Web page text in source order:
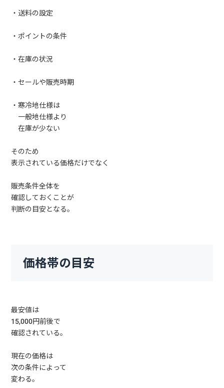
・送料の設定
・ポイントの条件
・在庫の状況
・セールや販売時期
・寒冷地仕様は
一般地仕様より
在庫が少ない
そのため
表示されている価格だけでなく
販売条件全体を
確認しておくことが
判断の目安となる。
価格帯の目安
最安値は
15,000円前後で
確認されている。
現在の価格は
次の条件によって
変わる。